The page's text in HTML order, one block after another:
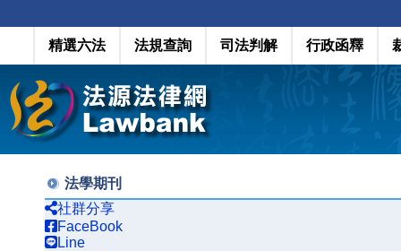
精選六法 法規查詢 司法判解 行政函釋
法學期刊
社群分享
FaceBook
Line